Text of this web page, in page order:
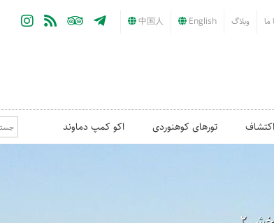
ما وبلاگ English
中国人
تورهای کوهنوردی اکو کمپ دماوند